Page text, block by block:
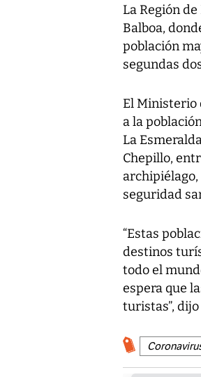
La Región
Balboa,
población
segundas
El Ministerio
a la
La
Chepillo,
seguridad
“Estas
destinos
todo el
espera que
turistas”,